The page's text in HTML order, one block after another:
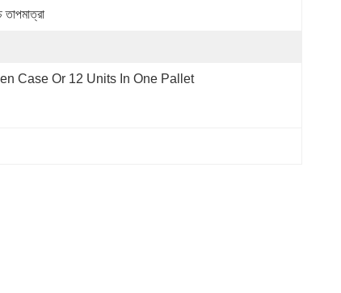
Case Or 12 Units In One Pallet